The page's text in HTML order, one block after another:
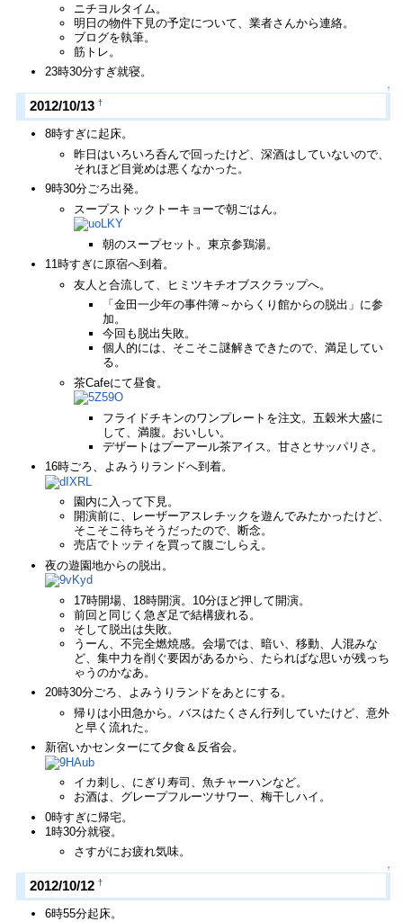
ニチヨルタイム。
明日の物件下見の予定について、業者さんから連絡。
ブログを執筆。
筋トレ。
23時30分すぎ就寝。
↑
2012/10/13 †
8時すぎに起床。
昨日はいろいろ呑んで回ったけど、深酒はしていないので、
それほど目覚めは悪くなかった。
9時30分ごろ出発。
スープストックトーキョーで朝ごはん。
朝のスープセット。東京参鶏湯。
11時すぎに原宿へ到着。
友人と合流して、ヒミツキチオブスクラップへ。
「金田一少年の事件簿～からくり館からの脱出」に参
加。
今回も脱出失敗。
個人的には、そこそこ謎解きできたので、満足してい
る。
茶Cafeにて昼食。
フライドチキンのワンプレートを注文。五穀米大盛に
して、満腹。おいしい。
デザートはプーアール茶アイス。甘さとサッパリさ。
16時ごろ、よみうりランドへ到着。
園内に入って下見。
開演前に、レーザーアスレチックを遊んでみたかったけど、
そこそこ待ちそうだったので、断念。
売店でトッティを買って腹ごしらえ。
夜の遊園地からの脱出。
17時開場、18時開演。10分ほど押して開演。
前回と同じく急ぎ足で結構疲れる。
そして脱出は失敗。
うーん、不完全燃焼感。会場では、暗い、移動、人混みな
ど、集中力を削ぐ要因があるから、たらればな思いが残っち
ゃうのかなあ。
20時30分ごろ、よみうりランドをあとにする。
帰りは小田急から。バスはたくさん行列していたけど、意外
と早く流れた。
新宿いかセンターにて夕食＆反省会。
イカ刺し、にぎり寿司、魚チャーハンなど。
お酒は、グレープフルーツサワー、梅干しハイ。
0時すぎに帰宅。
1時30分就寝。
さすがにお疲れ気味。
↑
2012/10/12 †
6時55分起床。